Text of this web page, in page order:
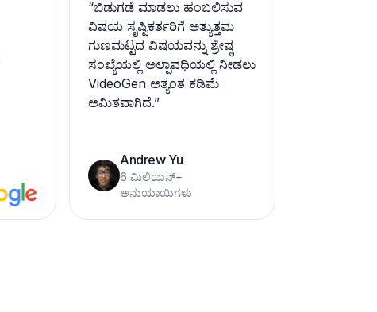
“ಬಿಡುಗಡೆ ಮಾಡಲು ಹಂಬಲಿಸುವ
ವಿಷಯ ಸೃಷ್ಟಿಕರ್ತರಿಗೆ ಅತ್ಯುತ್ತಮ
ಗುಣಮಟ್ಟದ ವಿಷಯವನ್ನು ಶ್ರೇಷ್ಠ
ಸಂಖ್ಯೆಯಲ್ಲಿ ಅಲ್ಪಾವಧಿಯಲ್ಲಿ ನೀಡಲು
VideoGen ಅತ್ಯಂತ ಕಡಿಮೆ
ಅಮಿತವಾಗಿದೆ.”
Andrew Yu
6 ಮಿಲಿಯನ್+
ಅನುಯಾಯಿಗಳು